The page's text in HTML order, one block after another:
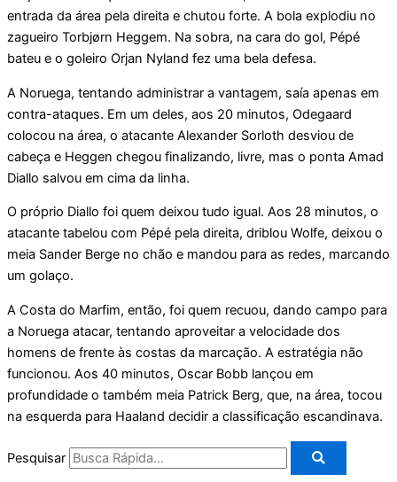
entrada da área pela direita e chutou forte. A bola explodiu no
zagueiro Torbjørn Heggem. Na sobra, na cara do gol, Pépé
bateu e o goleiro Orjan Nyland fez uma bela defesa.
A Noruega, tentando administrar a vantagem, saía apenas em
contra-ataques. Em um deles, aos 20 minutos, Odegaard
colocou na área, o atacante Alexander Sorloth desviou de
cabeça e Heggen chegou finalizando, livre, mas o ponta Amad
Diallo salvou em cima da linha.
O próprio Diallo foi quem deixou tudo igual. Aos 28 minutos, o
atacante tabelou com Pépé pela direita, driblou Wolfe, deixou o
meia Sander Berge no chão e mandou para as redes, marcando
um golaço.
A Costa do Marfim, então, foi quem recuou, dando campo para
a Noruega atacar, tentando aproveitar a velocidade dos
homens de frente às costas da marcação. A estratégia não
funcionou. Aos 40 minutos, Oscar Bobb lançou em
profundidade o também meia Patrick Berg, que, na área, tocou
na esquerda para Haaland decidir a classificação escandinava.
Pesquisar